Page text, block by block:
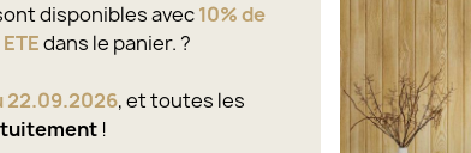
disponibles avec10% de
ETEdans le panier. ?
22.09.2026, et toutes les
!